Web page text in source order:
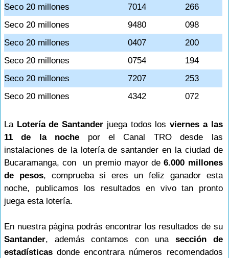
Seco 20 millones 7014
266
Seco 20 millones
9480
098
Seco 20 millones
0407
200
Seco 20 millones
0754
194
Seco 20 millones
7207
253
Seco 20 millones
4342 072
La Lotería de Santander juega todos losviernes a las
11 de la noche por el Canal TRO desde las
instalaciones de la lotería de santander en la ciudad de
Bucaramanga, con un premio mayor de6.000 millones
de pesos, comprueba si eres un feliz ganador esta
noche, publicamos los resultados en vivo tan pronto
juega esta lotería.
En nuestra página podrás encontrar los resultados de su
Santander, además contamos con una sección de
estadísticas donde encontrara números recomendados